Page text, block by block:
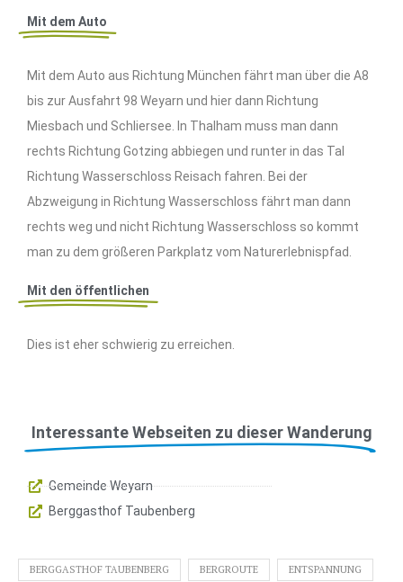
Mit dem Auto
Mit dem Auto aus Richtung München fährt man über die A8
bis zur Ausfahrt 98 Weyarn und hier dann Richtung
Miesbach und Schliersee. In Thalham muss man dann
rechts Richtung Gotzing abbiegen und runter in das Tal
Richtung Wasserschloss Reisach fahren. Bei der
Abzweigung in Richtung Wasserschloss fährt man dann
rechts weg und nicht Richtung Wasserschloss so kommt
man zu dem größeren Parkplatz vom Naturerlebnispfad.
Mit den öffentlichen
Dies ist eher schwierig zu erreichen.
Interessante Webseiten zu dieser Wanderung
Gemeinde Weyarn
Berggasthof Taubenberg
BERGGASTHOF TAUBENBERG BERGROUTE ENTSPANNUNG